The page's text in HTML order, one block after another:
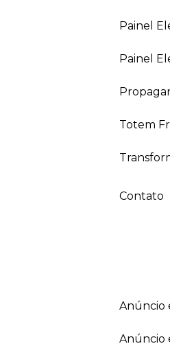
Painel
Painel
Totem
Contato
anúncio